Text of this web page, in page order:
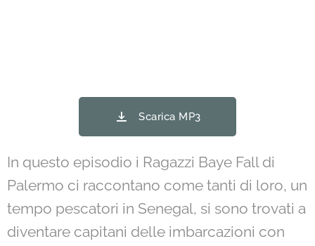
Scarica MP3
In questo episodio i Ragazzi Baye Fall di
Palermo ci raccontano come tanti di loro, un
tempo pescatori in Senegal, si sono trovati a
diventare capitani delle imbarcazioni con